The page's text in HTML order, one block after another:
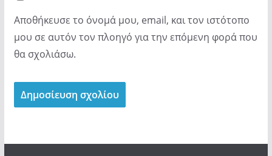
Αποθήκευσε το όνομά μου, email, και τον ιστότοπο
μου σε αυτόν τον πλοηγό για την επόμενη φορά που
θα σχολιάσω.